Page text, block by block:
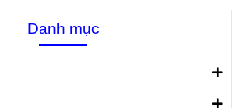
Danh mục